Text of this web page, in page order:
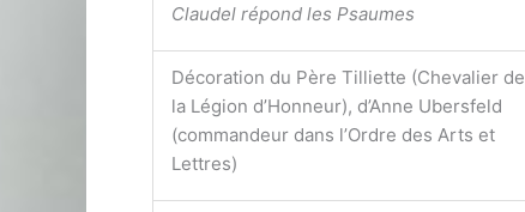
Claudel répond les Psaumes
Décoration du Père Tilliette (Chevalier de
la Légion d’Honneur), d’Anne Ubersfeld
(commandeur dans l’Ordre des Arts et
Lettres)